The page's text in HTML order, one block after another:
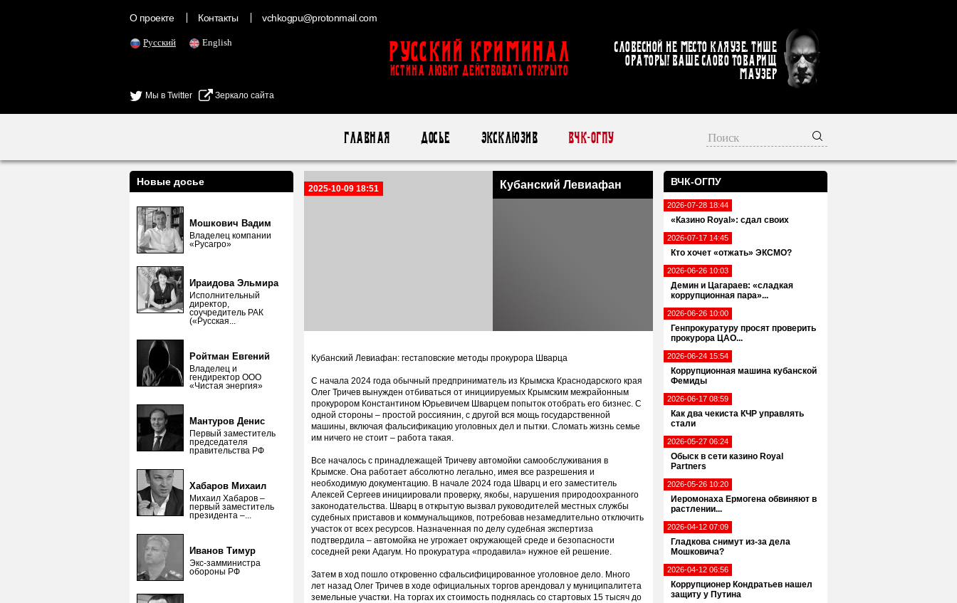
О проекте Контакты vchkogpu@protonmail.com
Русский English
Мы в Twitter Зеркало сайта
Русский Криминал
ИСТИНА ЛЮБИТ ДЕЙСТВОВАТЬ ОТКРЫТО
Словесной не место кляузе. Тише
ораторы! Ваше слово товарищ
Маузер
Главная Досье Эксклюзив ВЧК-ОГПУ
ВЧК-ОГПУ
2026-07-28 18:44
«Казино Royal»: сдал своих
2026-07-17 14:45
Кто хочет «отжать» ЭКСМО?
2026-06-26 10:03
Демин и Цагараев: «сладкая
коррупционная пара»...
2026-06-26 10:00
Генпрокуратуру просят проверить
прокурора ЦАО...
2026-06-24 15:54
Коррупционная машина кубанской
Фемиды
2026-06-17 08:59
Как два чекиста КЧР управлять
стали
2026-05-27 06:24
Обыск в сети казино Royal
Partners
2026-05-26 10:20
Иеромонаха Ермогена обвиняют в
растлении...
2026-04-12 07:09
Гладкова снимут из-за дела
Мошковича?
2026-04-12 06:56
Коррупционер Кондратьев нашел
защиту у Путина
Новые досье
Мошкович Вадим
Владелец компании
«Русагро»
Ираидова Эльмира
Исполнительный
директор,
соучредитель РАК
(«Русская...
Ройтман Евгений
Владелец и
гендиректор ООО
«Чистая энергия»
Мантуров Денис
Первый заместитель
председателя
правительства РФ
Хабаров Михаил
Михаил Хабаров –
первый заместитель
президента –...
Иванов Тимур
Экс-замминистра
обороны РФ
2025-10-09 18:51 Кубанский Левиафан
Кубанский Левиафан: гестаповские методы прокурора Шварца
С начала 2024 года обычный предприниматель из Крымска Краснодарского края
Олег Тричев вынужден отбиваться от инициируемых Крымским межрайонным
прокурором Константином Юрьевичем Шварцем попыток отобрать его бизнес. С
одной стороны – простой россиянин, с другой вся мощь государственной
машины, включая фальсификацию уголовных дел и пытки. Сломать жизнь семье
им ничего не стоит – работа такая.
Все началось с принадлежащей Тричеву автомойки самообслуживания в
Крымске. Она работает абсолютно легально, имея все разрешения и
необходимую документацию. В начале 2024 года Шварц и его заместитель
Алексей Сергеев инициировали проверку, якобы, нарушения природоохранного
законодательства. Шварц в открытую вызвал руководителей местных службы
судебных приставов и коммунальщиков, потребовав незамедлительно отключить
участок от всех ресурсов. Назначенная по делу судебная экспертиза
подтвердила – автомойка не угрожает окружающей среде и безопасности
соседней реки Адагум. Но прокуратура «продавила» нужное ей решение.
Затем в ход пошло откровенно сфальсифицированное уголовное дело. Много
лет назад Олег Тричев в ходе официальных торгов арендовал у муниципалитета
земельные участки. На торгах их стоимость поднялась со стартовых 15 тысяч до